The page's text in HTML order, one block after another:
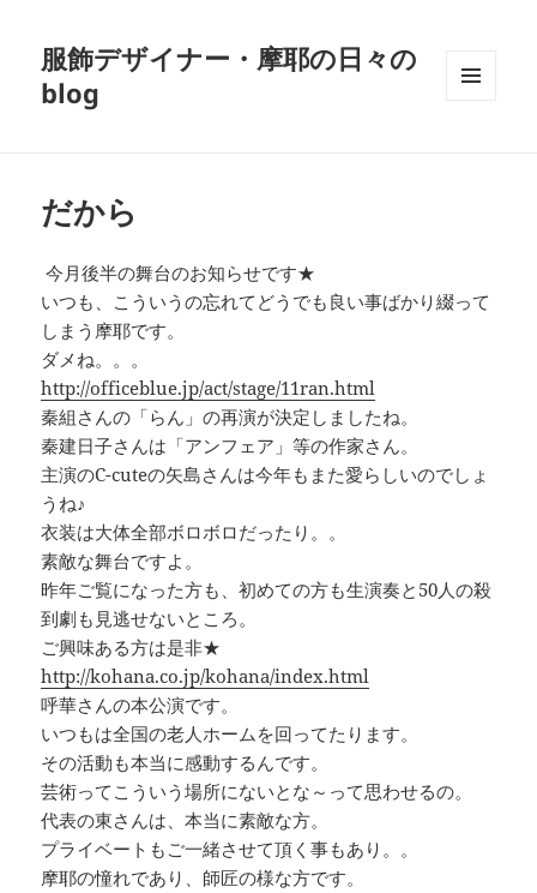
服飾デザイナー・摩耶の日々の
blog
だから
今月後半の舞台のお知らせです★
いつも、こういうの忘れてどうでも良い事ばかり綴って
しまう摩耶です。
ダメね。。。
http://officeblue.jp/act/stage/11ran.html
秦組さんの「らん」の再演が決定しましたね。
秦建日子さんは「アンフェア」等の作家さん。
主演のC-cuteの矢島さんは今年もまた愛らしいのでしょ
うね♪
衣装は大体全部ボロボロだったり。。
素敵な舞台ですよ。
昨年ご覧になった方も、初めての方も生演奏と50人の殺
到劇も見逃せないところ。
ご興味ある方は是非★
http://kohana.co.jp/kohana/index.html
呼華さんの本公演です。
いつもは全国の老人ホームを回ってたります。
その活動も本当に感動するんです。
芸術ってこういう場所にないとな～って思わせるの。
代表の東さんは、本当に素敵な方。
プライベートもご一緒させて頂く事もあり。。
摩耶の憧れであり、師匠の様な方です。